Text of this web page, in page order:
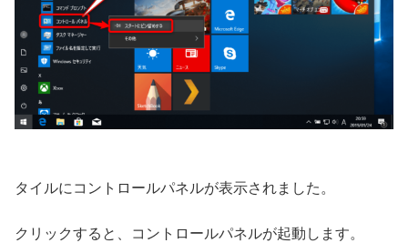
タイルにコントロールパネルが表示されました。
クリックすると、コントロールパネルが起動します。